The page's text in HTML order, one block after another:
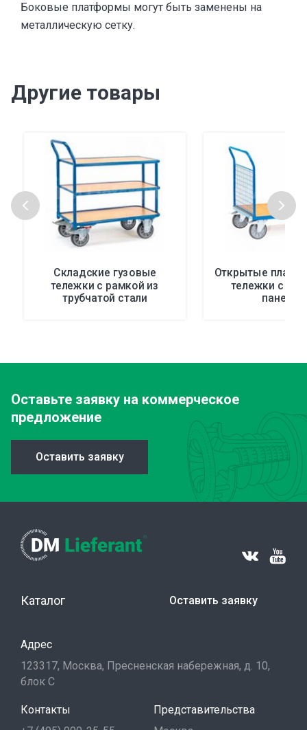
Боковые платформы могут быть заменены на
металлическую сетку.
Другие товары
Складские гузовые
тележки с рамкой из
трубчатой стали
Открытые
тележки с
панелью
Оставьте заявку на коммерческое
предложение
Оставить заявку
Каталог Оставить заявку
Адрес
123317, Москва, Пресненская набережная, д. 10,
блок С
Контакты
Представительства